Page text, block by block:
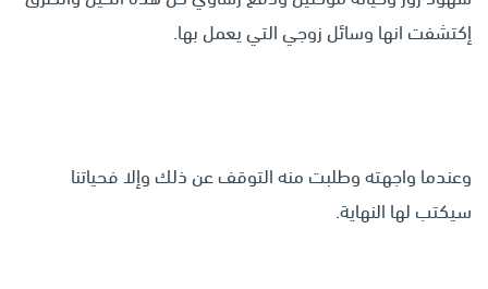
إكتشفت انها وسائل زوجي التي يعمل بها.
وعندما واجهته وطلبت منه التوقف عن ذلك وإلا فحياتنا
سيكتب لها النهاية.